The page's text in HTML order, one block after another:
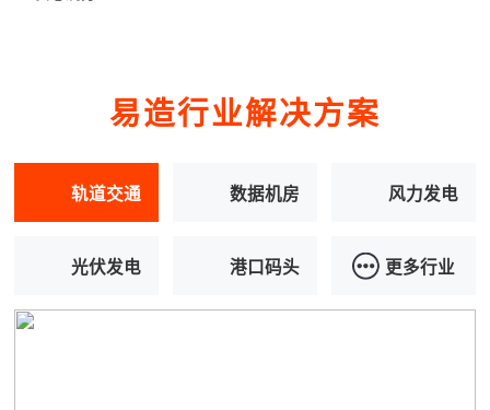
易造行业解决方案
轨道交通 数据机房 风力发电
光伏发电 港口码头 更多行业